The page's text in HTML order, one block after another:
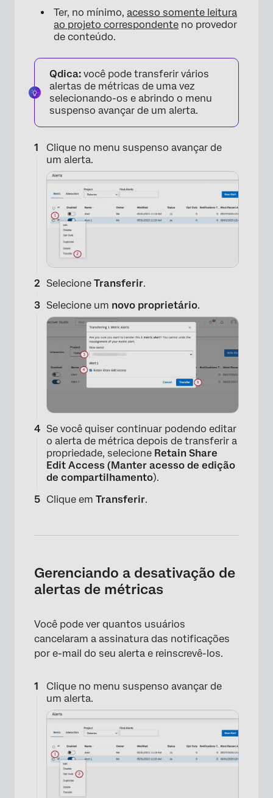
Ter, no mínimo, acesso somente leitura
ao projeto correspondente no provedor
de conteúdo.
Qdica: você pode transferir vários
alertas de métricas de uma vez
selecionando-os e abrindo o menu
suspenso avançar de um alerta.
Clique no menu suspenso avançar de
um alerta.
Selecione Transferir.
Selecione um novo proprietário.
Se você quiser continuar podendo editar
o alerta de métrica depois de transferir a
propriedade, selecione Retain Share
Edit Access (Manter acesso de edição
de compartilhamento).
Clique em Transferir.
Gerenciando a desativação de
alertas de métricas
Você pode ver quantos usuários
cancelaram a assinatura das notificações
por e-mail do seu alerta e reinscrevê-los.
Clique no menu suspenso avançar de
um alerta.